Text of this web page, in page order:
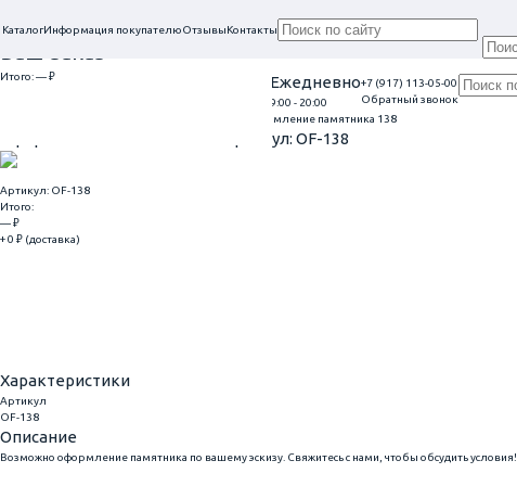
КаталогИнформация покупателюОтзывыКонтакты
Итого:— ₽
Проконсультируем в нашем офисе Ежедневно
9:00 - 20:00
+7 (917) 113-05-00
Обратный звонок
Оформление памятника 138
Артикул: OF-138
Артикул: OF-138
Итого:
— ₽
+ 0 ₽ (доставка)
Характеристики
Артикул
OF-138
Описание
Возможно оформление памятника по вашему эскизу. Свяжитесь с нами, чтобы обсудить условия!